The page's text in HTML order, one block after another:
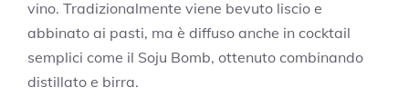
vino. Tradizionalmente viene bevuto liscio e
abbinato ai pasti, ma è diffuso anche in cocktail
semplici come il Soju Bomb, ottenuto combinando
distillato e birra.